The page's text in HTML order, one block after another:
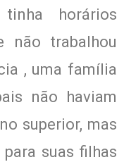
horários
não trabalhou
, uma família
não haviam
superior, mas
suas filhas